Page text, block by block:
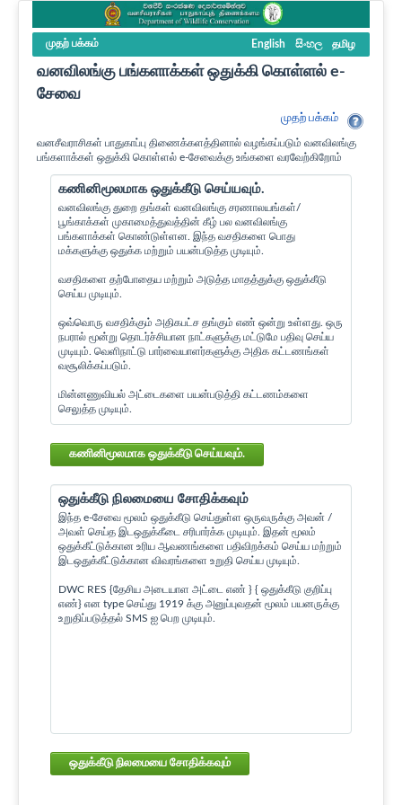
முதற் பக்கம் English සිංහල தமிழ
வனவிலங்கு பங்களாக்கள் ஒதுக்கி கொள்ளல் e-
சேவை
முதற் பக்கம்
வனசீவராசிகள் பாதுகாப்பு திணைக்களத்தினால் வழங்கப்படும் வனவிலங்கு
பங்களாக்கள் ஒதுக்கி கொள்ளல் e-சேவைக்கு உங்களை வரவேற்கிறோம்
கணினிமூலமாக ஒதுக்கீடு செய்யவும்.
வனவிலங்கு துறை தங்கள் வனவிலங்கு சரணாலயங்கள்/
பூங்காக்கள் முகாமைத்துவத்தின் கீழ் பல வனவிலங்கு
பங்களாக்கள் கொண்டுள்ளன. இந்த வசதிகளை பொது
மக்களுக்கு ஒதுக்க மற்றும் பயன்படுத்த முடியும்.
வசதிகளை தற்போதைய மற்றும் அடுத்த மாதத்துக்கு ஒதுக்கீடு
செய்ய முடியும்.
ஒவ்வொரு வசதிக்கும் அதிகபட்ச தங்கும் எண் ஒன்று உள்ளது. ஒரு
நபரால் மூன்று தொடர்ச்சியான நாட்களுக்கு மட்டுமே பதிவு செய்ய
முடியும். வெளிநாட்டு பார்வையாளர்களுக்கு அதிக கட்டணங்கள்
வசூலிக்கப்படும்.
மின்னணுவியல் அட்டைகளை பயன்படுத்தி கட்டணம்களை
செலுத்த முடியும்.
கணினிமூலமாக ஒதுக்கீடு செய்யவும்.
ஒதுக்கீடு நிலமையை சோதிக்கவும்
இந்த e-சேவை மூலம் ஒதுக்கீடு செய்துள்ள ஒருவருக்கு அவன் /
அவள் செய்த இடஒதுக்கீடை சரிபார்க்க முடியும். இதன் மூலம்
ஒதுக்கீட்டுக்கான உரிய ஆவணங்களை பதிவிறக்கம் செய்ய மற்றும்
இடஒதுக்கீட்டுக்கான விவரங்களை உறுதி செய்ய முடியும்.
DWC RES {தேசிய அடையாள அட்டை எண் } { ஒதுக்கீடு குறிப்பு
எண்} என type செய்து 1919 க்கு அனுப்புவதன் மூலம் பயனருக்கு
உறுதிப்படுத்தல் SMS ஐ பெற முடியும்.
ஒதுக்கீடு நிலமையை சோதிக்கவும்